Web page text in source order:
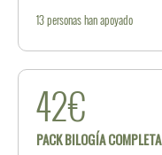
13personashan apoyado
42€
PACK BILOGÍA COMPLETA